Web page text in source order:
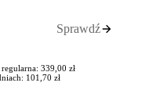
Sprawdź
regularna: 339,00 zł
101,70 zł